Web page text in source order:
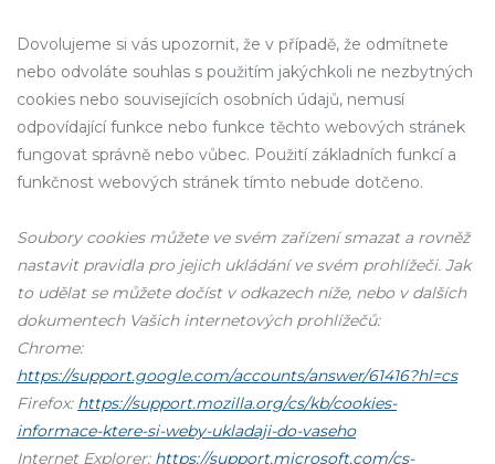
Dovolujeme si vás upozornit, že v případě, že odmítnete
nebo odvoláte souhlas s použitím jakýchkoli ne nezbytných
cookies nebo souvisejících osobních údajů, nemusí
odpovídající funkce nebo funkce těchto webových stránek
fungovat správně nebo vůbec. Použití základních funkcí a
funkčnost webových stránek tímto nebude dotčeno.
Soubory cookies můžete ve svém zařízení smazat a rovněž
nastavit pravidla pro jejich ukládání ve svém prohlížeči. Jak
to udělat se můžete dočíst v odkazech níže, nebo v dalších
dokumentech Vašich internetových prohlížečů:
Chrome:
https://support.google.com/accounts/answer/61416?hl=cs
Firefox: https://support.mozilla.org/cs/kb/cookies-
informace-ktere-si-weby-ukladaji-do-vaseho
Internet Explorer: https://support.microsoft.com/cs-